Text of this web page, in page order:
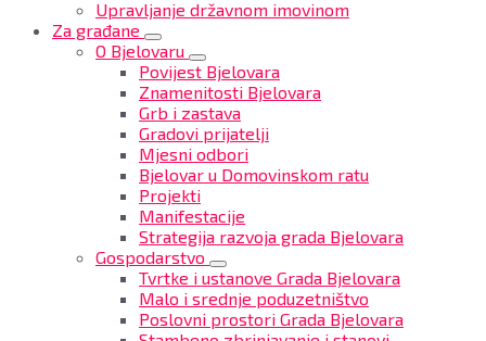
Upravljanje državnom imovinom
Za građane
O Bjelovaru
Povijest Bjelovara
Znamenitosti Bjelovara
Grb i zastava
Gradovi prijatelji
Mjesni odbori
Bjelovar u Domovinskom ratu
Projekti
Manifestacije
Strategija razvoja grada Bjelovara
Gospodarstvo
Tvrtke i ustanove Grada Bjelovara
Malo i srednje poduzetništvo
Poslovni prostori Grada Bjelovara